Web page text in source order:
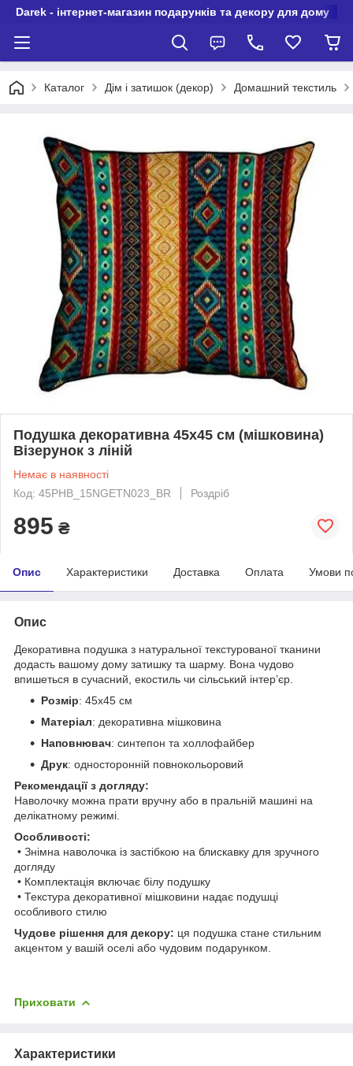
Darek - інтернет-магазин подарунків та декору для дому
Каталог Дім і затишок (декор) Домашний текстиль
Подушка декоративна 45х45 см (мішковина)
Візерунок з ліній
Немає в наявності
Код: 45PHB_15NGETN023_BR
Роздріб
895 ₴
Опис Характеристики Доставка Оплата Умови
Опис
Декоративна подушка з натуральної текстурованої тканини
додасть вашому дому затишку та шарму. Вона чудово
впишеться в сучасний, екостиль чи сільський інтер’єр.
Розмір: 45х45 см
Матеріал: декоративна мішковина
Наповнювач: синтепон та холлофайбер
Друк: односторонній повнокольоровий
Рекомендації з догляду:
Наволочку можна прати вручну або в пральній машині на
делікатному режимі.
Особливості:
• Знімна наволочка із застібкою на блискавку для зручного
догляду
• Комплектація включає білу подушку
• Текстура декоративної мішковини надає подушці
особливого стилю
Чудове рішення для декору: ця подушка стане стильним
акцентом у вашій оселі або чудовим подарунком.
Приховати
Характеристики